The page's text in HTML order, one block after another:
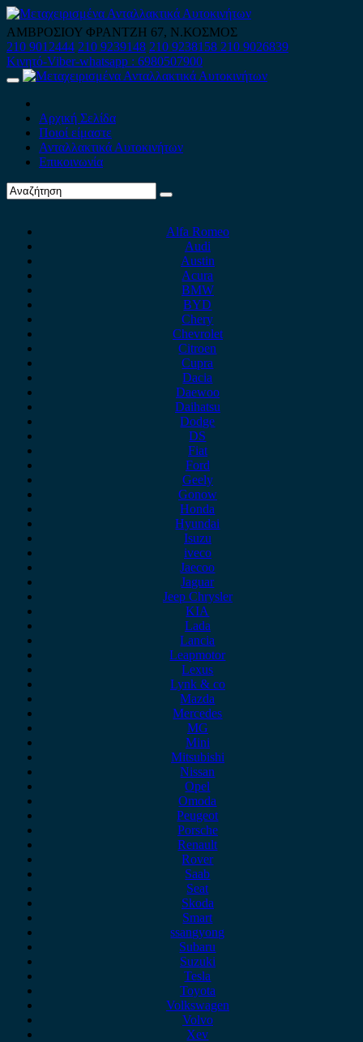
Skip
to
content
ΑΜΒΡΟΣΙΟΥ ΦΡΑΝΤΖΗ 67, Ν.ΚΟΣΜΟΣ
210 9012444 210 9239148 210 9238158 210 9026839
Κινητό-Viber-whatsapp : 6980507900
Primary
Αρχική Σελίδα
Ποιοί είμαστε
Ανταλλακτικά Αυτοκινήτων
Επικοινωνία
Alfa Romeo
Audi
Austin
Acura
BMW
BYD
Chery
Chevrolet
Citroen
Cupra
Dacia
Daewoo
Daihatsu
Dodge
DS
Fiat
Ford
Geely
Gonow
Honda
Hyundai
Isuzu
iveco
Jaecoo
Jaguar
Jeep Chrysler
KIA
Lada
Lancia
Leapmotor
Lexus
Lynk & co
Mazda
Mercedes
MG
Mini
Mitsubishi
Nissan
Opel
Omoda
Peugeot
Porsche
Renault
Rover
Saab
Seat
Skoda
Smart
ssangyong
Subaru
Suzuki
Tesla
Toyota
Volkswagen
Volvo
Xev